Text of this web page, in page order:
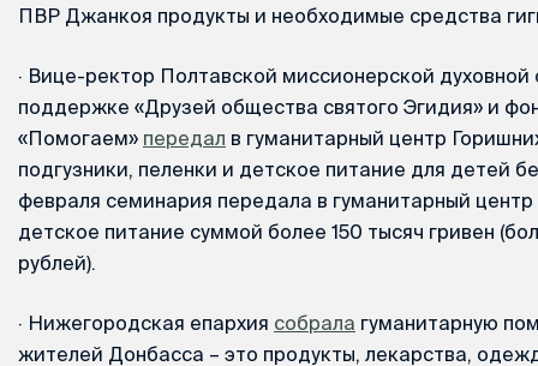
ПВР Джанкоя продукты и необходимые средства
· Вице-ректор Полтавской миссионерской духовной
поддержке «Друзей общества святого Эгидия» и
«Помогаем» передал в гуманитарный центр
подгузники, пеленки и детское питание для детей
февраля семинария передала в гуманитарный
детское питание суммой более 150 тысяч гривен
рублей).
· Нижегородская епархия собрала гуманитарную
жителей Донбасса – это продукты, лекарства,